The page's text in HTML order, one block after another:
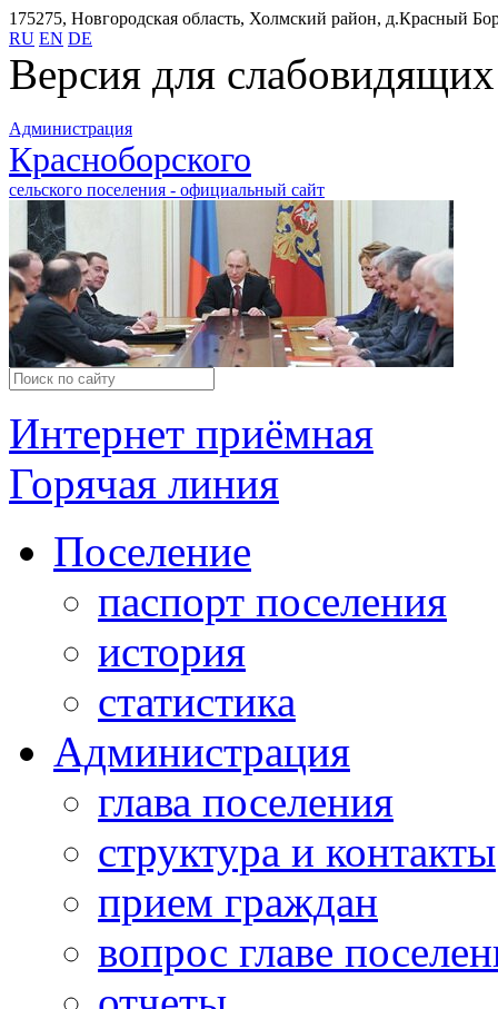
175275, Новгородская область, Холмский район, д.Красный
RU EN DE
Версия для слабовидящих
Администрация
Красноборского
сельского поселения - официальный сайт
Интернет приёмная
Горячая линия
Поселение
паспорт поселения
история
статистика
Администрация
глава поселения
структура и контакты
прием граждан
вопрос главе